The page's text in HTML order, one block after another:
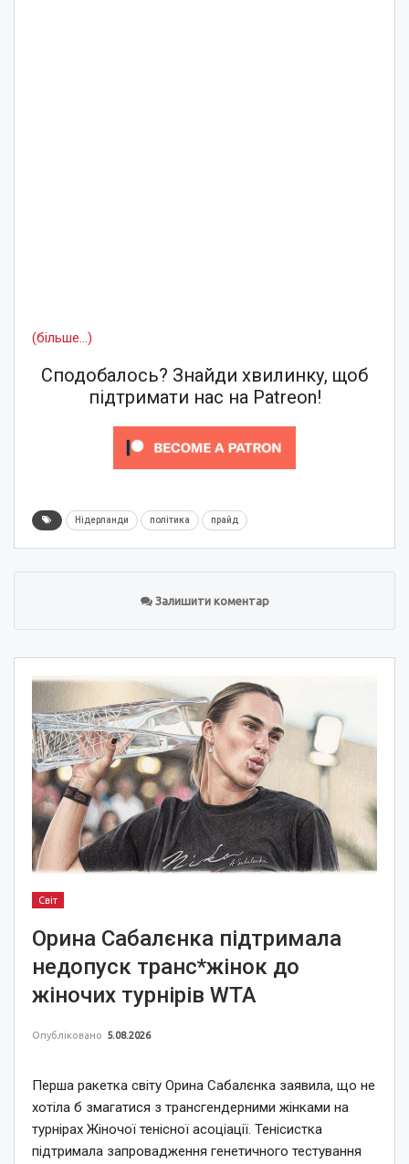
(більше…)
Сподобалось? Знайди хвилинку, щоб
підтримати нас на Patreon!
Нідерланди політика прайд
Залишити коментар
Світ
Орина Сабалєнка підтримала
недопуск транс*жінок до
жіночих турнірів WTA
Опубліковано 5.08.2026
Перша ракетка світу Орина Сабалєнка заявила, що не
хотіла б змагатися з трансгендерними жінками на
турнірах Жіночої тенісної асоціації. Тенісистка
підтримала запровадження генетичного тестування